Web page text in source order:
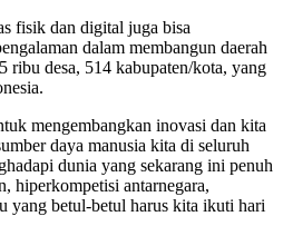
fisik dan digital juga bisa
dalam membangun daerah
ribu desa, 514 kabupaten/kota, yang
mengembangkan inovasi dan kita
daya manusia kita di seluruh
dunia yang sekarang ini penuh
hiperkompetisi antarnegara,
yang betul-betul harus kita ikuti hari